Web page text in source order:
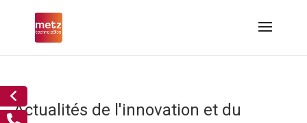
Actualités de l'innovation et du